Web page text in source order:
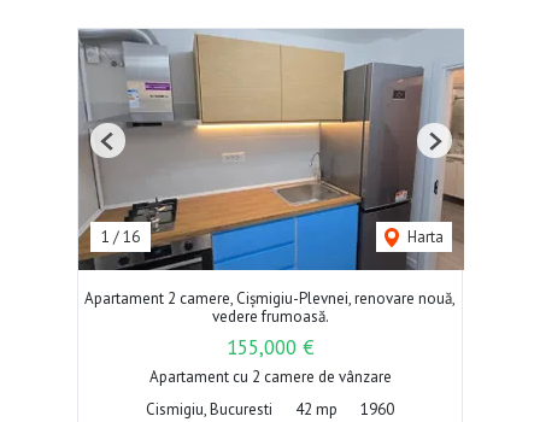
1 /16 Harta
Previous Next
Apartament 2 camere, Cișmigiu-Plevnei, renovare nouă,
vedere frumoasă.
155,000 €
Apartament cu 2 camere de vânzare
Cismigiu, Bucuresti
42 mp 1960